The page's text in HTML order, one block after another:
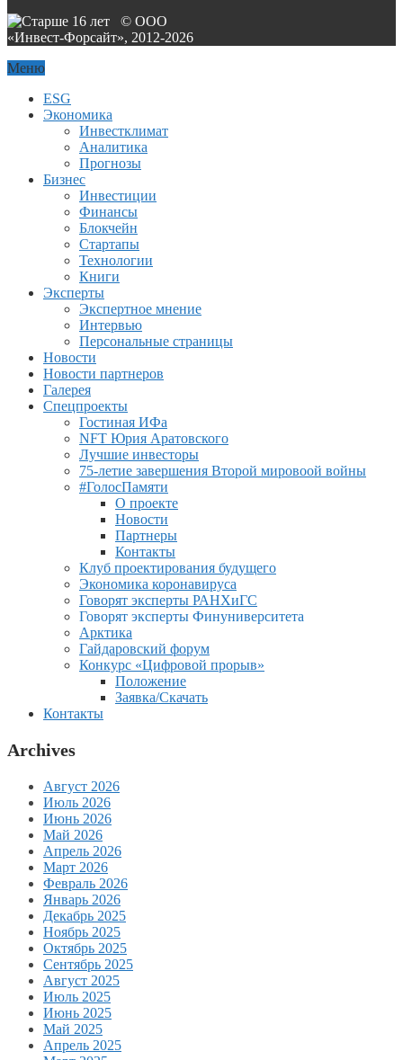
© ООО
«Инвест-Форсайт», 2012-2026
Меню
ESG
Экономика
Инвестклимат
Аналитика
Прогнозы
Бизнес
Инвестиции
Финансы
Блокчейн
Стартапы
Технологии
Книги
Эксперты
Экспертное мнение
Интервью
Персональные страницы
Новости
Новости партнеров
Галерея
Спецпроекты
Гостиная ИФа
NFT Юрия Аратовского
Лучшие инвесторы
75-летие завершения Второй мировоой войны
#ГолосПамяти
О проекте
Новости
Партнеры
Контакты
Клуб проектирования будущего
Экономика коронавируса
Говорят эксперты РАНХиГС
Говорят эксперты Финуниверситета
Арктика
Гайдаровский форум
Конкурс «Цифровой прорыв»
Положение
Заявка/Скачать
Контакты
Archives
Август 2026
Июль 2026
Июнь 2026
Май 2026
Апрель 2026
Март 2026
Февраль 2026
Январь 2026
Декабрь 2025
Ноябрь 2025
Октябрь 2025
Сентябрь 2025
Август 2025
Июль 2025
Июнь 2025
Май 2025
Апрель 2025